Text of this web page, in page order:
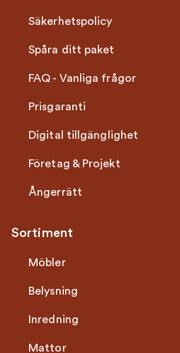
Säkerhetspolicy
Spåra ditt paket
FAQ - Vanliga frågor
Prisgaranti
Digital tillgänglighet
Företag & Projekt
Ångerrätt
Sortiment
Möbler
Belysning
Inredning
Mattor